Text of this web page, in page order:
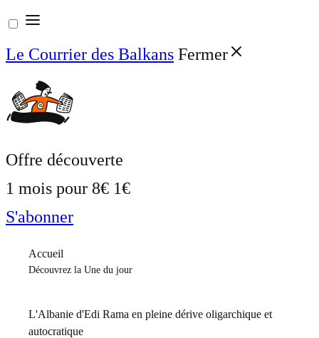
Aller
au
contenu
Le Courrier des Balkans Fermer
Offre découverte
1 mois pour 8€ 1€
S'abonner
Accueil
Découvrez la Une du jour
L'Albanie d'Edi Rama en pleine dérive oligarchique et
autocratique